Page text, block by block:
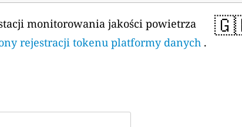
monitorowania jakości powietrza
rejestracji tokenu platformy danych .